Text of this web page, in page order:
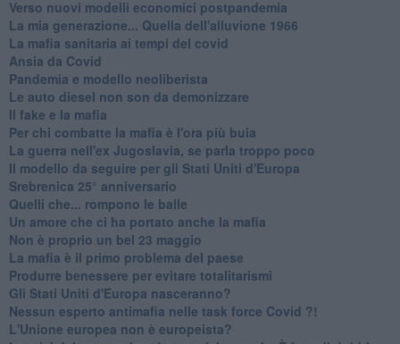
Verso nuovi modelli economici postpandemia
​La mia generazione... Quella dell'alluvione 1966
​La mafia sanitaria ai tempi del covid
Ansia da Covid
Pandemia e modello neoliberista
Le auto diesel non son da demonizzare
​Il fake e la mafia
Per chi combatte la mafia è l'ora più buia
La guerra nell'ex Jugoslavia, se parla troppo poco
Il modello da seguire per gli Stati Uniti d'Europa
Srebrenica 25° anniversario
Quelli che... rompono le balle
Un amore che ci ha portato anche la mafia
Non è proprio un bel 23 maggio
La mafia è il primo problema del paese
Produrre benessere per evitare totalitarismi
Gli Stati Uniti d'Europa nasceranno?
Nessun esperto antimafia nelle task force Covid ?!
L'Unione europea non è europeista?